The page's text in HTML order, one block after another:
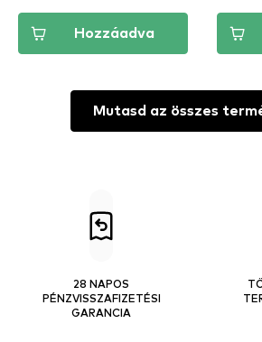
Hozzáadva
Mutasd az összes
28 NAPOS
PÉNZVISSZAFIZETÉSI
GARANCIA